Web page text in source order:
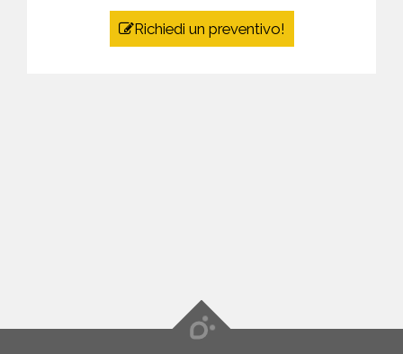
Richiedi un preventivo!